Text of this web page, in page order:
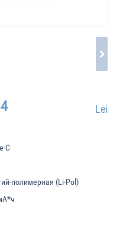
Lei
C
полимерная (Li-Pol)